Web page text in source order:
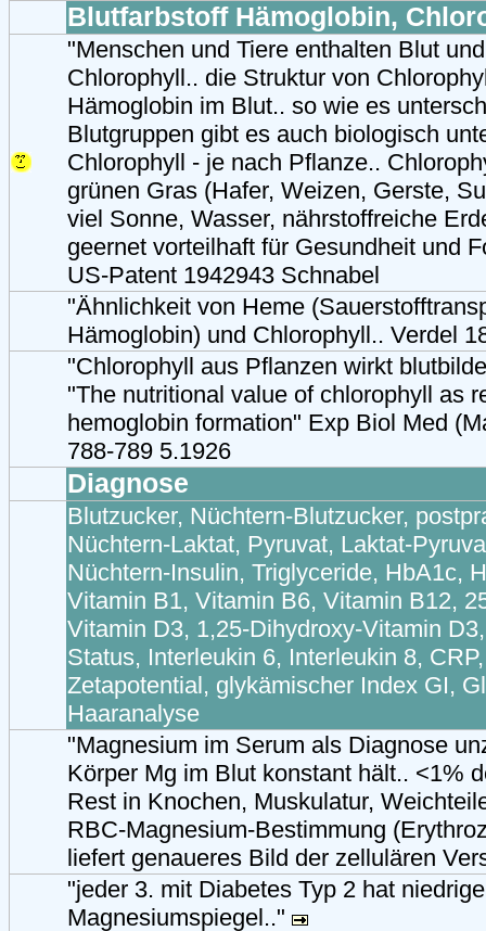
Blutfarbstoff Hämoglobin,
"Menschen und Tiere enthalten Blut
Chlorophyll.. die Struktur von
Hämoglobin im Blut.. so wie es
Blutgruppen gibt es auch biologisch
Chlorophyll - je nach Pflanze..
grünen Gras (Hafer, Weizen, Gerste,
viel Sonne, Wasser, nährstoffreiche
geernet vorteilhaft für Gesundheit und
US-Patent 1942943 Schnabel
"Ähnlichkeit von Heme
Hämoglobin) und Chlorophyll.. Verdel
"Chlorophyll aus Pflanzen wirkt
"The nutritional value of chlorophyll as
hemoglobin formation" Exp Biol Med
788-789 5.1926
Diagnose
Blutzucker, Nüchtern-Blutzucker,
Nüchtern-Laktat, Pyruvat, Laktat-
Nüchtern-Insulin, Triglyceride, HbA1c,
Vitamin B1, Vitamin B6, Vitamin B12,
Vitamin D3, 1,25-Dihydroxy-Vitamin
Status, Interleukin 6, Interleukin 8,
Zetapotential, glykämischer Index GI,
Haaranalyse
"Magnesium im Serum als Diagnose
Körper Mg im Blut konstant hält.. <1%
Rest in Knochen, Muskulatur,
RBC-Magnesium-Bestimmung
liefert genaueres Bild der zellulären
"jeder 3. mit Diabetes Typ 2 hat
Magnesiumspiegel.."